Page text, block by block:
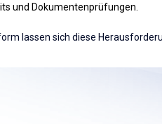
und Dokumentenprüfungen.
lassen sich diese